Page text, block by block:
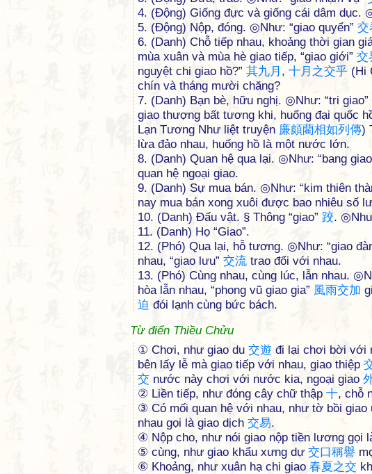
4. (Động) Giống đực và giống cái dâm dục.
5. (Động) Nộp, đóng. ◎Như: “giao quyển” 交
6. (Danh) Chỗ tiếp nhau, khoảng thời gian
mùa xuân và mùa hè giao tiếp, “giao giới” 交
nguyệt chi giao hồ?” 其九月 , 十月 之交乎 (Hi
chín và tháng mười chăng?
7. (Danh) Bạn bè, hữu nghị. ◎Như: “tri giao”
giao thượng bất tương khi, huống đại quốc
Lạn Tương Như liệt truyện 廉頗藺相如列 傳)
lừa đảo nhau, huống hồ là một nước lớn.
8. (Danh) Quan hệ qua lại. ◎Như: “bang
quan hệ ngoại giao.
9. (Danh) Sự mua bán. ◎Như: “kim thiên
nay mua bán xong xuôi được bao nhiêu số
10. (Danh) Đấu vật. § Thông “giao” 跤.
11. (Danh) Họ “Giao”.
12. (Phó) Qua lại, hỗ tương. ◎Như: “giao
nhau, “giao lưu” 交流 trao đổi với nhau.
13. (Phó) Cùng nhau, cùng lúc, lẫn nhau.
hòa lẫn nhau, “phong vũ giao gia” 風雨交加
迫 đói lạnh cùng bức bách.
Từ điển Thiều Chửu
① Chơi, như giao du 交遊 đi lại chơi bời với
bên lấy lễ mà giao tiếp với nhau, giao thiệp
交 nước này chơi với nước kia, ngoại giao
② Liền tiếp, như đóng cây chữ thập 十, chỗ
③ Có mối quan hệ với nhau, như tờ bồi
nhau gọi là giao dịch 交易.
④ Nộp cho, như nói giao nộp tiền lương gọi
⑤ cùng, như giao khẩu xưng dự 交口稱譽
⑥ Khoảng, như xuân hạ chi giao 春夏之交